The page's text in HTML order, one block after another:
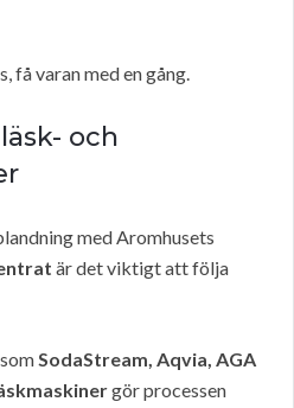
få varan med en gång.
och
med Aromhusets
är det viktigt att följa
SodaStream, Aqvia, AGA
gör processen